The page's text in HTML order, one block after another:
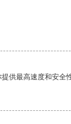
供最高速度和安全